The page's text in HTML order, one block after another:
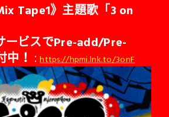
Tape1》主題歌「3 on
ービスでPre-add/Pre-
！
：https://hpmi.lnk.to/3onF